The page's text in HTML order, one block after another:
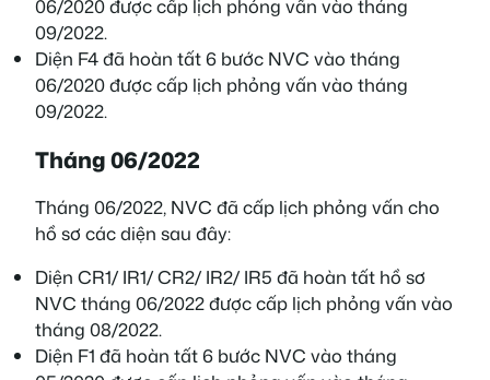
06/2020 được cấp lịch phỏng vấn vào tháng
09/2022.
Diện F4 đã hoàn tất 6 bước NVC vào tháng
06/2020 được cấp lịch phỏng vấn vào tháng
09/2022.
Tháng 06/2022
Tháng 06/2022, NVC đã cấp lịch phỏng vấn cho
hồ sơ các diện sau đây:
Diện CR1/ IR1/ CR2/ IR2/ IR5 đã hoàn tất hồ sơ
NVC tháng 06/2022 được cấp lịch phỏng vấn vào
tháng 08/2022.
Diện F1 đã hoàn tất 6 bước NVC vào tháng